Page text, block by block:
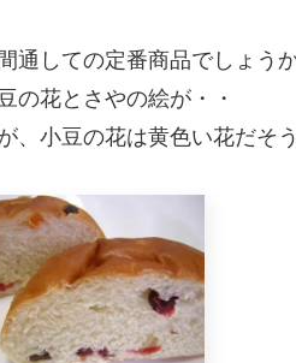
通しての定番商品でしょうか
の花とさやの絵が・・
、小豆の花は黄色い花だそう